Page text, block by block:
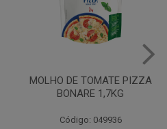
MARGARINA USO
PROFISSIONAL 80% CUKIN
Código: 062469